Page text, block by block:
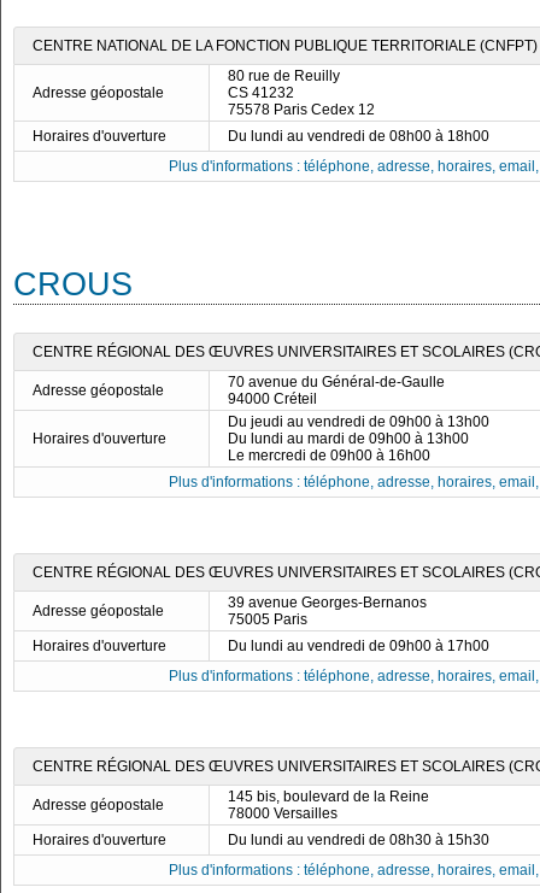
CENTRE NATIONAL DE LA FONCTION PUBLIQUE TERRITORIALE
Adresse géopostale
80 rue de Reuilly
CS 41232
75578 Paris Cedex 12
Horaires d'ouverture
Du lundi au vendredi de 08h00 à 18h00
Plus d'informations : téléphone, adresse, horaires,
CROUS
CENTRE RÉGIONAL DES ŒUVRES UNIVERSITAIRES ET SCOLAIRES
Adresse géopostale
70 avenue du Général-de-Gaulle
94000 Créteil
Horaires d'ouverture
Du jeudi au vendredi de 09h00 à 13h00
Du lundi au mardi de 09h00 à 13h00
Le mercredi de 09h00 à 16h00
Plus d'informations : téléphone, adresse, horaires,
CENTRE RÉGIONAL DES ŒUVRES UNIVERSITAIRES ET SCOLAIRES
Adresse géopostale
39 avenue Georges-Bernanos
75005 Paris
Horaires d'ouverture
Du lundi au vendredi de 09h00 à 17h00
Plus d'informations : téléphone, adresse, horaires,
CENTRE RÉGIONAL DES ŒUVRES UNIVERSITAIRES ET SCOLAIRES
Adresse géopostale
145 bis, boulevard de la Reine
78000 Versailles
Horaires d'ouverture
Du lundi au vendredi de 08h30 à 15h30
Plus d'informations : téléphone, adresse, horaires,